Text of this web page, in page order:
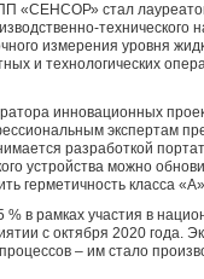
«СЕНСОР» стал
технического
измерения уровня
и технологических
инновационных
экспертам
разработкой
устройства можно
герметичность класса
в рамках участия в
с октября 2020 года.
– им стало